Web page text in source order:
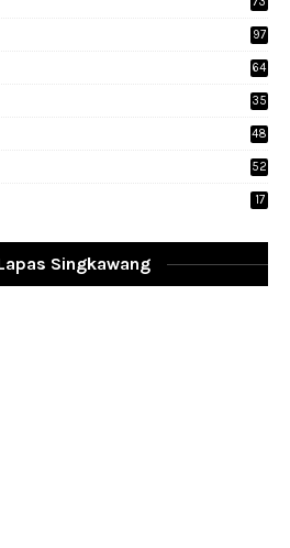
97
64
35
48
52
17
Singkawang